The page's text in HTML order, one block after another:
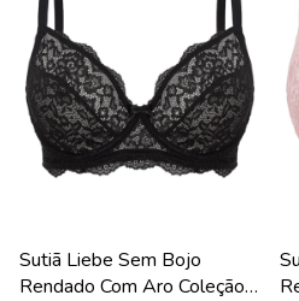
Sutiã Liebe Sem Bojo
Rendado Com Aro Coleção